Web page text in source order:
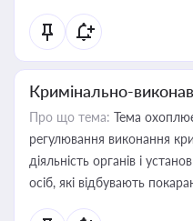
Кримінально-
Про що тема: Тема
регулювання виконання
діяльність органів і
осіб, які відбувають